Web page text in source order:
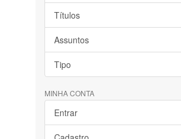
Títulos
Assuntos
Tipo
MINHA CONTA
Entrar